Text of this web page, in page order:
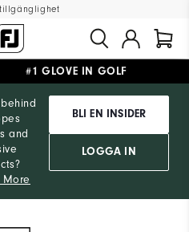
#1 GLOVE IN GOLF
ÖVER 999KR&FRI RETUR
and
More
BLI EN INSIDER
LOGGA IN